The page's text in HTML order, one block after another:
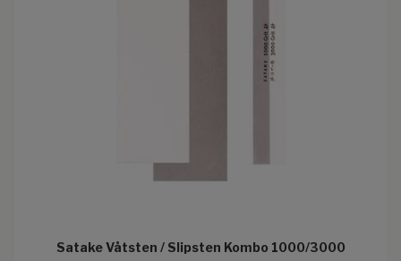
Satake Våtsten / Slipsten Kombo 1000/3000